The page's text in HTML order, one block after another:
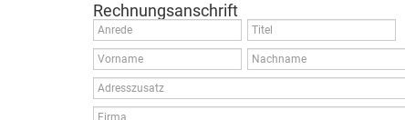
Rechnungsanschrift